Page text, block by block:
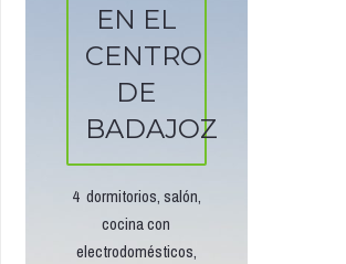
EN EL
CENTRO
DE
BADAJOZ
4 dormitorios, salón,
cocina con
electrodomésticos,